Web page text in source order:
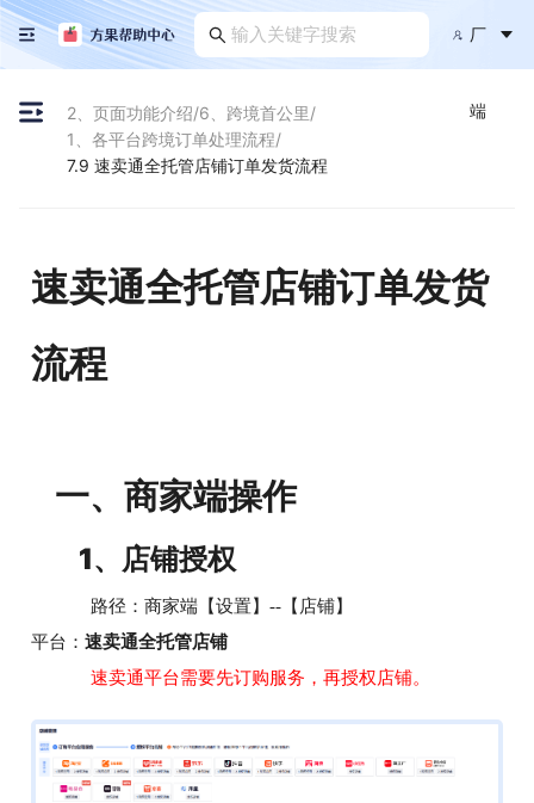
厂
端
2、页面功能介绍/6、跨境首公里/
1、各平台跨境订单处理流程/
7.9 速卖通全托管店铺订单发货流程
速卖通全托管店铺订单发货
流程
一、商家端操作
1、店铺授权
路径：商家端【设置】--【店铺】
平台： 速卖通全托管店铺
速卖通平台需要先订购服务，再授权店铺。